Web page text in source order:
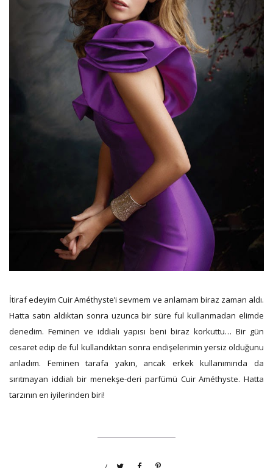
İtiraf edeyim Cuir Améthyste’i sevmem ve anlamam biraz zaman aldı.
Hatta satın aldıktan sonra uzunca bir süre ful kullanmadan elimde
denedim. Feminen ve iddialı yapısı beni biraz korkuttu… Bir gün
cesaret edip de ful kullandıktan sonra endişelerimin yersiz olduğunu
anladım. Feminen tarafa yakın, ancak erkek kullanımında da
sırıtmayan iddialı bir menekşe-deri parfümü Cuir Améthyste. Hatta
tarzının en iyilerinden biri!